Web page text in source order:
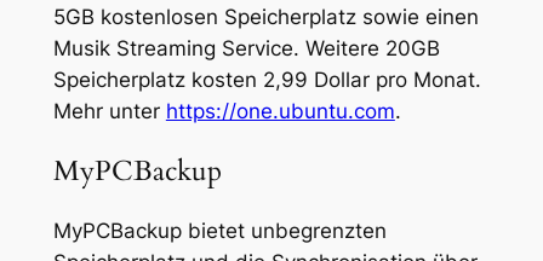
5GB kostenlosen Speicherplatz sowie einen
Musik Streaming Service. Weitere 20GB
Speicherplatz kosten 2,99 Dollar pro Monat.
Mehr unter https://one.ubuntu.com.
MyPCBackup
MyPCBackup bietet unbegrenzten